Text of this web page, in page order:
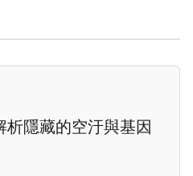
析隱藏的空汙與基因